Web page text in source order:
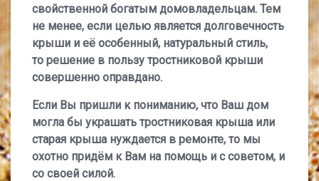
свойственной богатым домовладельцам. Тем
не менее, если целью является долговечность
крыши и её особенный, натуральный стиль,
то решение в пользу тростниковой крыши
совершенно оправдано.
Если Вы пришли к пониманию, что Ваш дом
могла бы украшать тростниковая крыша или
старая крыша нуждается в ремонте, то мы
охотно придём к Вам на помощь и с советом, и
со своей силой.